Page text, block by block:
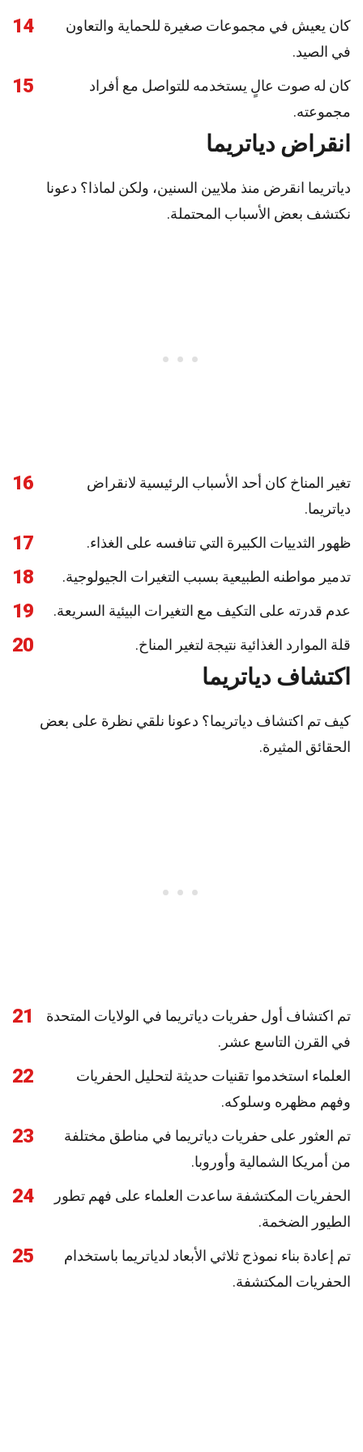
14
كان يعيش في مجموعات صغيرة للحماية والتعاون
في الصيد.
15
كان له صوت عالٍ يستخدمه للتواصل مع أفراد
مجموعته.
انقراض دياتريما
دياتريما انقرض منذ ملايين السنين، ولكن لماذا؟ دعونا
نكتشف بعض الأسباب المحتملة.
16
تغير المناخ كان أحد الأسباب الرئيسية لانقراض
دياتريما.
17 ظهور الثدييات الكبيرة التي تنافسه على الغذاء.
18 تدمير مواطنه الطبيعية بسبب التغيرات الجيولوجية.
19 عدم قدرته على التكيف مع التغيرات البيئية السريعة.
20 قلة الموارد الغذائية نتيجة لتغير المناخ.
اكتشاف دياتريما
كيف تم اكتشاف دياتريما؟ دعونا نلقي نظرة على بعض
الحقائق المثيرة.
21
تم اكتشاف أول حفريات دياتريما في الولايات المتحدة
في القرن التاسع عشر.
22
العلماء استخدموا تقنيات حديثة لتحليل الحفريات
وفهم مظهره وسلوكه.
23
تم العثور على حفريات دياتريما في مناطق مختلفة
من أمريكا الشمالية وأوروبا.
24
الحفريات المكتشفة ساعدت العلماء على فهم تطور
الطيور الضخمة.
25
تم إعادة بناء نموذج ثلاثي الأبعاد لدياتريما باستخدام
الحفريات المكتشفة.